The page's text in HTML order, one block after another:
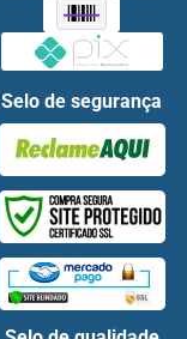
Selo de segurança